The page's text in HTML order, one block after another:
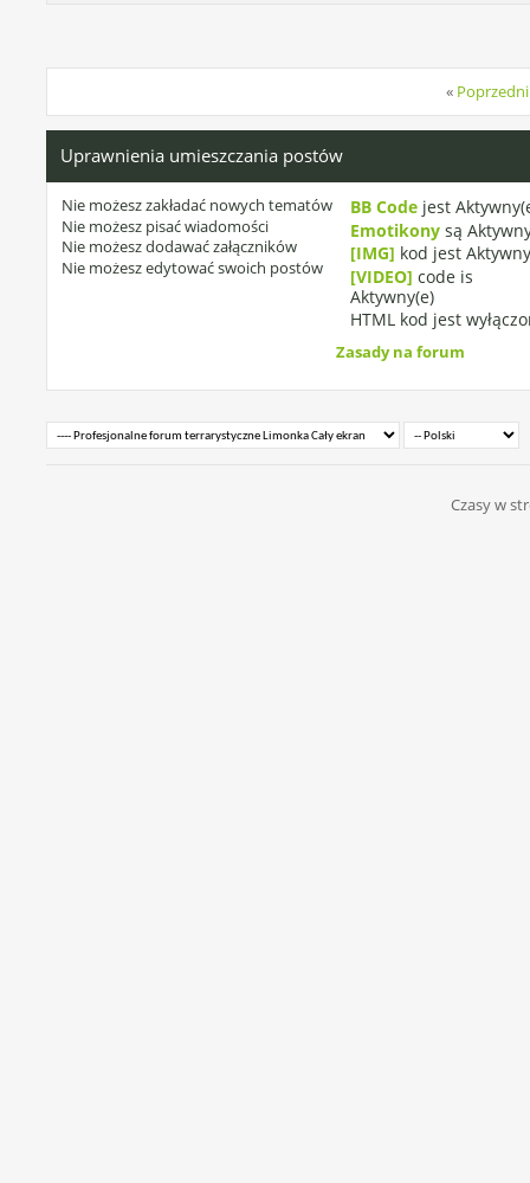
«
Uprawnienia umieszczania postów
Nie możeszzakładać nowych tematów
Nie możesz pisać wiadomości
Nie możeszdodawać załączników
Nie możeszedytować swoich postów
BB Codejest
Emotikonysą
[IMG] kod jest
[VIDEO] code is
Aktywny(e)
HTML kod jest
Zasady na forum
Czasy w